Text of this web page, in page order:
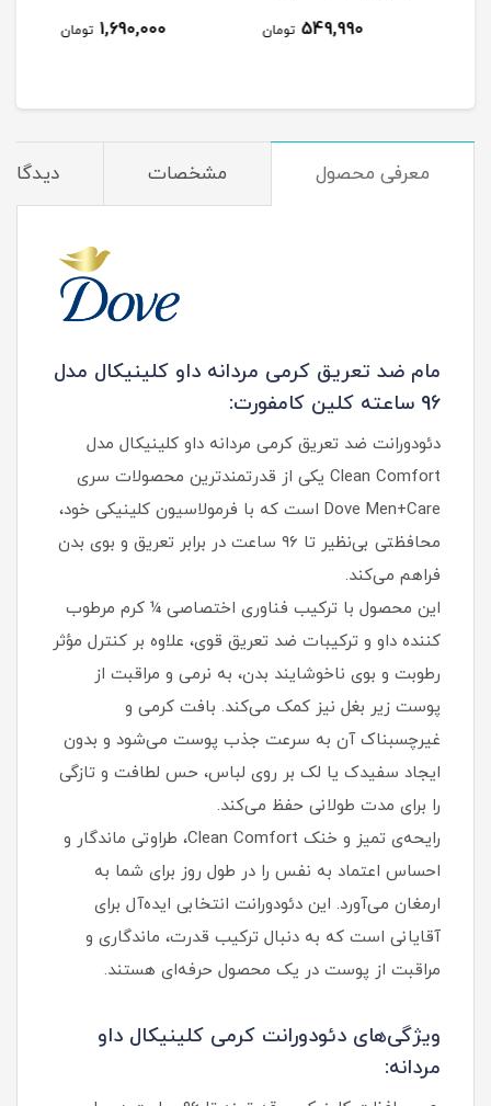
549,990 تومان 1,690,000 تومان
معرفی محصول مشخصات
مام ضد تعریق کرمی مردانه داو کلینیکال مدل
96 ساعته کلین کامفورت:
دئودورانت ضد تعریق کرمی مردانه داو کلینیکال مدل
Clean Comfort یکی از قدرتمندترین محصولات سری
Dove Men+Care است که با فرمولاسیون کلینیکی خود،
محافظتی بی‌نظیر تا ۹۶ ساعت در برابر تعریق و بوی بدن
فراهم می‌کند.
این محصول با ترکیب فناوری اختصاصی ¼ کرم مرطوب‌
کننده داو و ترکیبات ضد تعریق قوی، علاوه بر کنترل مؤثر
رطوبت و بوی ناخوشایند بدن، به نرمی و مراقبت از
پوست زیر بغل نیز کمک می‌کند. بافت کرمی و
غیرچسبناک آن به سرعت جذب پوست می‌شود و بدون
ایجاد سفیدک یا لک بر روی لباس، حس لطافت و تازگی
را برای مدت طولانی حفظ می‌کند.
رایحه‌ی تمیز و خنک Clean Comfort، طراوتی ماندگار و
احساس اعتماد به‌ نفس را در طول روز برای شما به
ارمغان می‌آورد. این دئودورانت انتخابی ایده‌آل برای
آقایانی است که به دنبال ترکیب قدرت، ماندگاری و
مراقبت از پوست در یک محصول حرفه‌ای هستند.
ویژگی‌های دئودورانت کرمی کلینیکال داو
مردانه: